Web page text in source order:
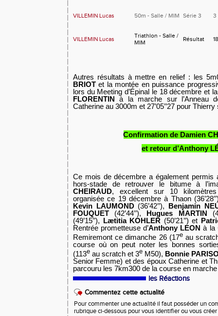
VILLEMIN Lucas 50m - Salle / MIM Série 3 3
VILLEMIN Lucas
Triathlon - Salle /
MIM
Résultat 18
Autres résultats à mettre en relief : les
BRIOT et la montée en puissance
lors du Meeting d’Épinal le 18 décembre et
FLORENTINà la marche sur l’Anneau
Catherine au 3000m et 27’05’’27 pour
Confirmation de Damien
et retour d’Anthony
Ce mois de décembre a également permis
hors-stade de retrouver le bitume à
CHEIRAUD, excellent sur 10
organisée ce 19 décembre à Thaon
Kevin LAUMOND(36’42’’), Benjamin
FOUQUET (42’44’’), Hugues MARTIN
(49’15’’), Lætitia KOHLER (50’21’’) et
Rentrée prometteuse d’Anthony LEON à la
Remiremont ce dimanche 26 (17eau
course où on peut noter les bonnes
(113e au scratch et 3e M50), Bonnie
Senior Femme) et des époux Catherine et
parcouru les 7km300 de la course en
les Réactions
Commentez cette actualité
Pour commenter une actualité il faut posséder un
rubrique ci-dessous pour vous identifier ou vous